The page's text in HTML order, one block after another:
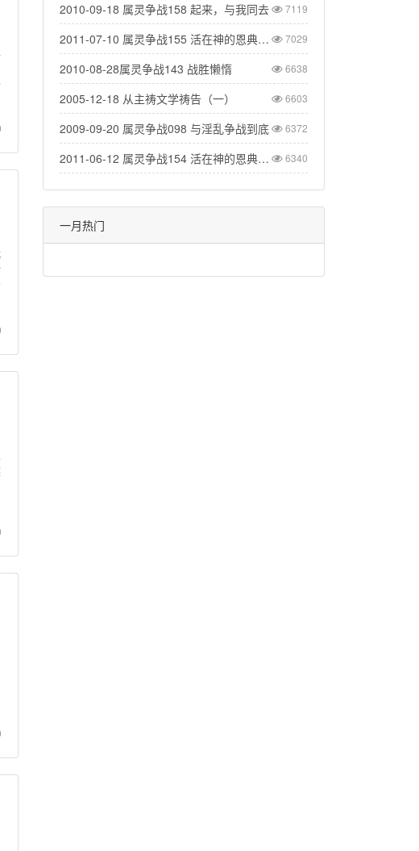
2010-09-18 属灵争战158 起来，与我同去 7119
2011-07-10 属灵争战155 活在神的恩典中（二） 7029
2010-08-28属灵争战143 战胜懒惰 6638
2005-12-18 从主祷文学祷告（一） 6603
2009-09-20 属灵争战098 与淫乱争战到底 6372
2011-06-12 属灵争战154 活在神的恩典里(一) 6340
一月热门